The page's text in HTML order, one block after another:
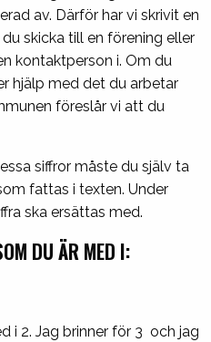
av. Därför har vi skrivit en
skicka till en förening eller
kontaktperson i. Om du
hjälp med det du arbetar
föreslår vi att du
siffror måste du själv ta
fattas i texten. Under
ska ersättas med.
DU ÄR MED I:
i 2. Jag brinner för 3 och jag